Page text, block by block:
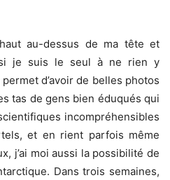
au-dessus de ma tête et
je suis le seul à ne rien y
d’avoir de belles photos
tas de gens bien éduqués qui
incompréhensibles
et en rient parfois même
j’ai moi aussi la possibilité de
Dans trois semaines,